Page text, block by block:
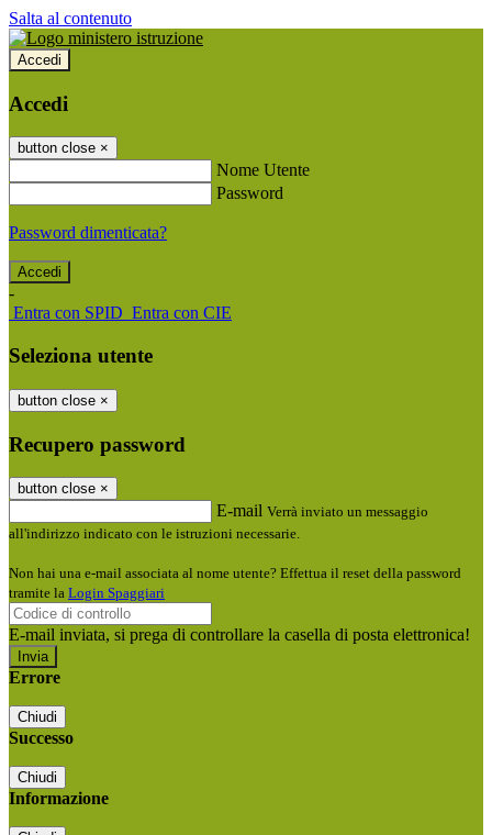
Salta al contenuto
Accedi
Accedi
button close ×
Nome Utente
Password
Password dimenticata?
-
Entra con SPID Entra con CIE
Seleziona utente
button close ×
Recupero password
button close ×
E-mail Verrà inviato un messaggio
all'indirizzo indicato con le istruzioni necessarie.
Non hai una e-mail associata al nome utente? Effettua il reset della password
tramite la Login Spaggiari
E-mail inviata, si prega di controllare la casella di posta elettronica!
Errore
Chiudi
Successo
Chiudi
Informazione